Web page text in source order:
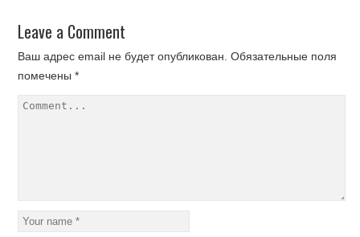
Leave a Comment
Ваш адрес email не будет опубликован. Обязательные поля
помечены*